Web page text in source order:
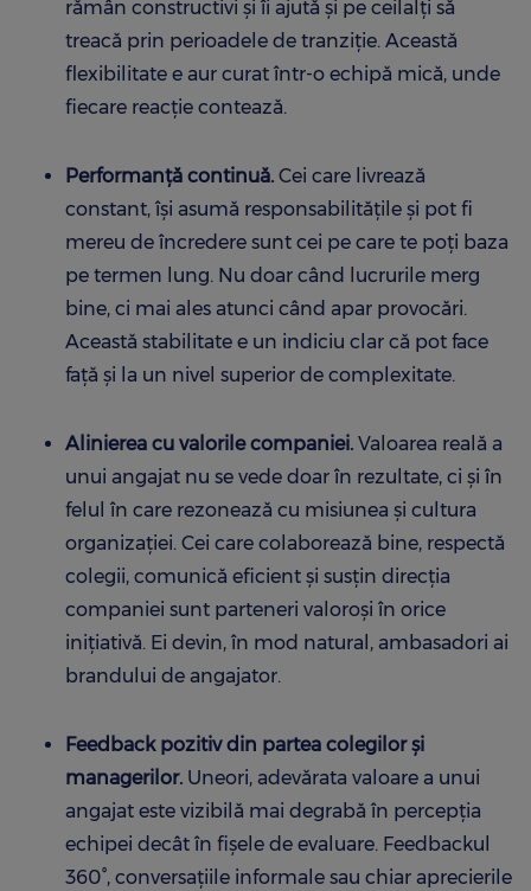
rămân constructivi și îi ajută și pe ceilalți să
treacă prin perioadele de tranziție. Această
flexibilitate e aur curat într-o echipă mică, unde
fiecare reacție contează.
Performanță continuă. Cei care livrează
constant, își asumă responsabilitățile și pot fi
mereu de încredere sunt cei pe care te poți baza
pe termen lung. Nu doar când lucrurile merg
bine, ci mai ales atunci când apar provocări.
Această stabilitate e un indiciu clar că pot face
față și la un nivel superior de complexitate.
Alinierea cu valorile companiei. Valoarea reală a
unui angajat nu se vede doar în rezultate, ci și în
felul în care rezonează cu misiunea și cultura
organizației. Cei care colaborează bine, respectă
colegii, comunică eficient și susțin direcția
companiei sunt parteneri valoroși în orice
inițiativă. Ei devin, în mod natural, ambasadori ai
brandului de angajator.
Feedback pozitiv din partea colegilor și
managerilor. Uneori, adevărata valoare a unui
angajat este vizibilă mai degrabă în percepția
echipei decât în fișele de evaluare. Feedbackul
360°, conversațiile informale sau chiar aprecierile